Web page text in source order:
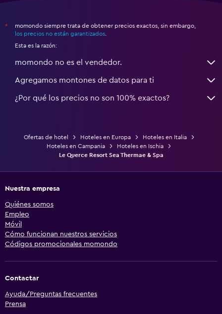
*
momondo siempre trata de obtener precios exactos, sin embargo,
los precios no están garantizados
Esta es la razón:
momondo no es el vendedor.
Agregamos montones de datos para ti
¿Por qué los precios no son 100% exactos?
Ofertas de hotel Hoteles en Europa
Hoteles en Italia
Hoteles en Campania
Hoteles en Ischia
Le Querce Resort Sea Thermae & Spa
Nuestra empresa
Quiénes somos
Empleo
Móvil
Cómo funcionan nuestros servicios
Códigos promocionales momondo
Contactar
Ayuda/Preguntas frecuentes
Prensa